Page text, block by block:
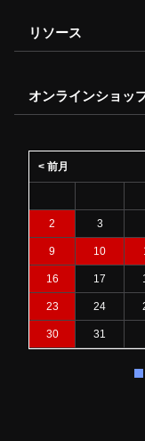
リソース
オンラインショッ
< 前月
2 3
9 10
16 17
23 24
30 31